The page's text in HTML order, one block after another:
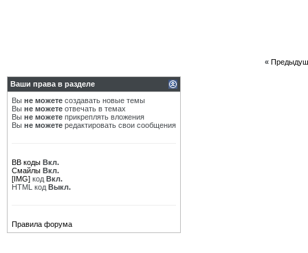
«
Ваши права в разделе
Вы не можете создавать новые темы
Вы не можете отвечать в темах
Вы не можете прикреплять вложения
Вы не можете редактировать свои сообщения
BB коды Вкл.
Смайлы Вкл.
[IMG] код Вкл.
HTML код Выкл.
Правила форума